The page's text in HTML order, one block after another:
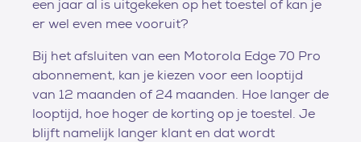
een jaar al is uitgekeken op het toestel of kan je
er wel even mee vooruit?
Bij het afsluiten van een Motorola Edge 70 Pro
abonnement, kan je kiezen voor een looptijd
van 12 maanden of 24 maanden. Hoe langer de
looptijd, hoe hoger de korting op je toestel. Je
blijft namelijk langer klant en dat wordt